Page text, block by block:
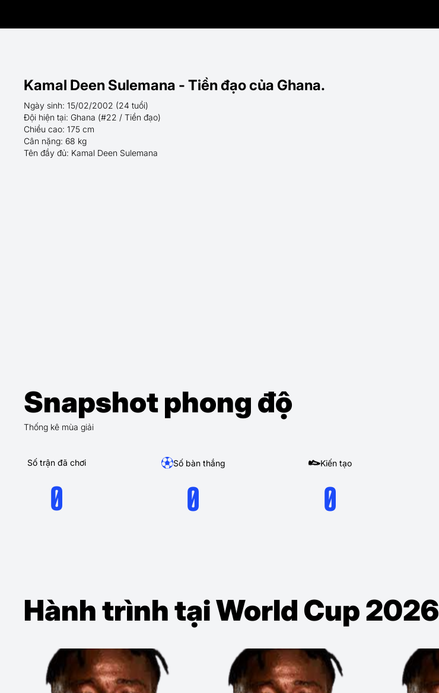
Kamal Deen Sulemana - Tiền đạo của Ghana.
Ngày sinh: 15/02/2002 (24 tuổi)
Đội hiện tại: Ghana (#22 / Tiền đạo)
Chiều cao: 175 cm
Cân nặng: 68 kg
Tên đầy đủ: Kamal Deen Sulemana
Snapshot phong độ
Thống kê mùa giải
Số trận đã chơi
0
Số bàn thắng
0
Kiến tạo
0
Hành trình tại World Cup 2026